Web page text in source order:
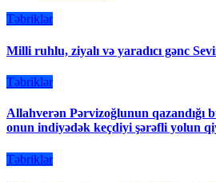
Təbriklər
Milli ruhlu, ziyalı və yaradıcı gənc
Təbriklər
Allahverən Pərvizoğlunun qazandığı
onun indiyədək keçdiyi şərəfli yolun
Təbriklər